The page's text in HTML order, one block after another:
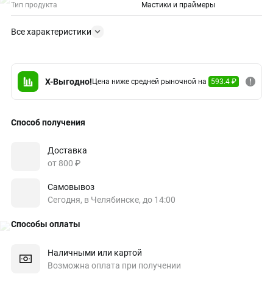
Тип продукта Мастики и праймеры
Все характеристики
X-Выгодно! Цена ниже средней рыночной на 593.4 ₽
Способ получения
Доставка
от 800 ₽
Самовывоз
Сегодня, в Челябинске, до 14:00
Способы оплаты
Наличными или картой
Возможна оплата при получении